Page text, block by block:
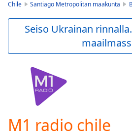
Skip
Chile Santiago Metropolitan maakunta
Seiso Ukrainan
M1 radio chile